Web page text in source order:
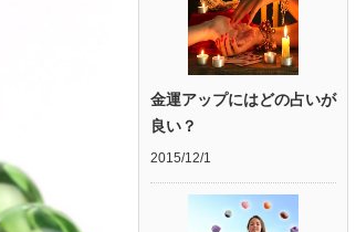
金運アップにはどの占いが
良い？
2015/12/1